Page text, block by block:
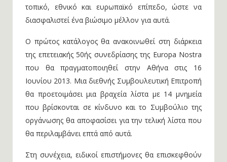
τοπικό, εθνικό και ευρωπαϊκό επίπεδο, ώστε να
διασφαλιστεί ένα βιώσιμο μέλλον για αυτά.
Ο πρώτος κατάλογος θα ανακοινωθεί στη διάρκεια
της επετειακής 50ής συνεδρίασης της Europa Nostra
που θα πραγματοποιηθεί στην Αθήνα στις 16
Ιουνίου 2013. Μια διεθνής Συμβουλευτική Επιτροπή
θα προετοιμάσει μια βραχεία λίστα με 14 μνημεία
που βρίσκονται σε κίνδυνο και το Συμβούλιο της
οργάνωσης θα αποφασίσει για την τελική λίστα που
θα περιλαμβάνει επτά από αυτά.
Στη συνέχεια, ειδικοί επιστήμονες θα επισκεφθούν